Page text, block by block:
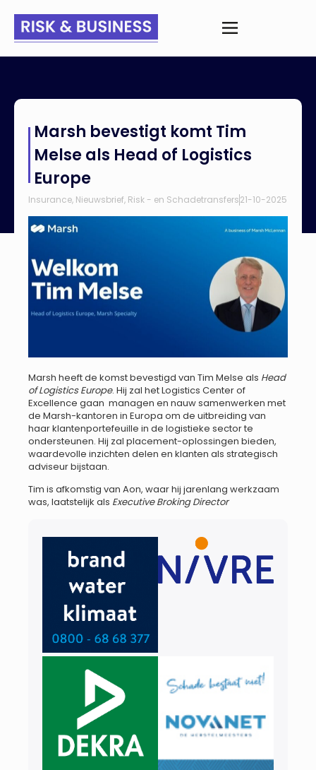
Logistics Europe
Marsh bevestigt komt Tim
Melse als Head of Logistics
Europe
Insurance, Nieuwsbrief, Risk - en Schadetransfers21-10-2025
Marsh heeft de komst bevestigd van Tim Melse als Head
of Logistics Europe. Hij zal het Logistics Center of
Excellence gaan managen en nauw samenwerken met
de Marsh-kantoren in Europa om de uitbreiding van
haar klantenportefeuille in de logistieke sector te
ondersteunen. Hij zal placement-oplossingen bieden,
waardevolle inzichten delen en klanten als strategisch
adviseur bijstaan.
Tim is afkomstig van Aon, waar hij jarenlang werkzaam
was, laatstelijk als Executive Broking Director